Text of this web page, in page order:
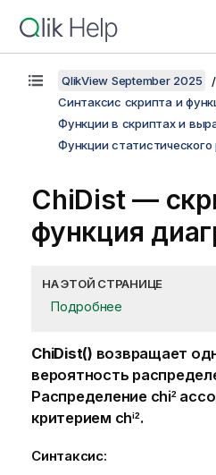
QlikView September 2025
Синтаксис скрипта и
Функции в скриптах и
Функции
ChiDist —
функция
НА ЭТОЙ СТРАНИЦЕ
Подробнее
ChiDist() возвращает
вероятность
Распределение chi2
критерием chi2.
Синтаксис: